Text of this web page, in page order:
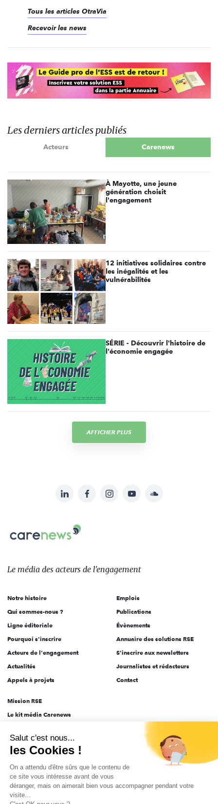
Tous les articles OtraVia
Recevoir les news
Les derniers articles publiés
Acteurs Carenews
À Mayotte, une jeune
génération choisit
l'engagement
12 initiatives solidaires contre
les inégalités et les
vulnérabilités
SÉRIE - Découvrir l'histoire de
l'économie engagée
AFFICHER PLUS
sur:
LinkedInFacebookInstagramYouTubeSoundcloud
Carenews,
Le
des
l'engagement
Le média des acteurs de l'engagement
Notre histoire
Qui sommes-nous ?
Ligne éditoriale
Pourquoi s'inscrire
Acteurs de l'engagement
Actualités
Appels à projets
Emplois
Publications
Évènements
Annuaire des solutions RSE
S'inscrire aux newsletters
Journalistes et rédacteurs
Contact
Mission RSE
Le kit média Carenews
AEF info
Novethic
PRODURABLE
Inclusiv Day
Salut c'est nous...
les Cookies !
On a attendu d'être sûrs que le contenu de
ce site vous intéresse avant de vous
déranger, mais on aimerait bien vous accompagner pendant votre
visite...